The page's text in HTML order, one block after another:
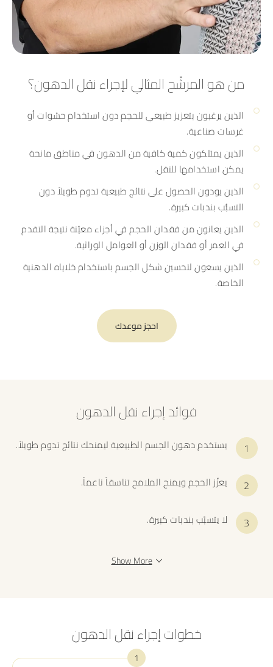
من هو المرشّح المثالي لإجراء نقل الدهون؟
الذين يرغبون بتعزيز طبيعي للحجم دون استخدام حشوات أو
غرسات صناعية.
الذين يمتلكون كمية كافية من الدهون في مناطق مانحة
يمكن استخدامها للنقل.
الذين يودون الحصول على نتائج طبيعية تدوم طويلاً دون
التسبُّب بندبات كبيرة.
الذين يعانون من فقدان الحجم في أجزاء معيّنة نتيجة التقدم
في العمر أو فقدان الوزن أو العوامل الوراثية.
الذين يسعون لتحسين شكل الجسم باستخدام خلاياه الدهنية
الخاصة.
احجز موعدك
فوائد إجراء نقل الدهون
يستخدم دهون الجسم الطبيعية ليمنحك نتائج تدوم طويلاً.
يعزّز الحجم ويمنح الملامح تناسقاً ناعماً.
لا يتسبّب بندبات كبيرة.
Show More
خطوات إجراء نقل الدهون
1